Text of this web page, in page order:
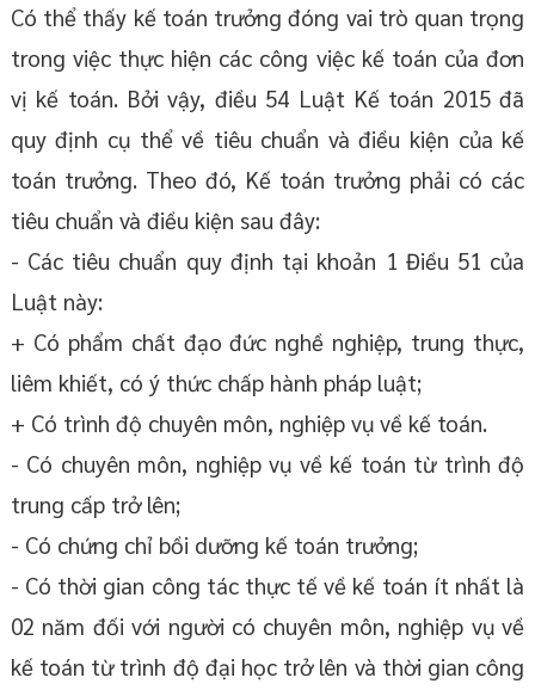
Có thể thấy kế toán trưởng đóng vai trò quan trọng
trong việc thực hiện các công việc kế toán của đơn
vị kế toán. Bởi vậy, điều 54 Luật Kế toán 2015 đã
quy định cụ thể về tiêu chuẩn và điều kiện của kế
toán trưởng. Theo đó, Kế toán trưởng phải có các
tiêu chuẩn và điều kiện sau đây:
- Các tiêu chuẩn quy định tại khoản 1 Điều 51 của
Luật này:
+ Có phẩm chất đạo đức nghề nghiệp, trung thực,
liêm khiết, có ý thức chấp hành pháp luật;
+ Có trình độ chuyên môn, nghiệp vụ về kế toán.
- Có chuyên môn, nghiệp vụ về kế toán từ trình độ
trung cấp trở lên;
- Có chứng chỉ bồi dưỡng kế toán trưởng;
- Có thời gian công tác thực tế về kế toán ít nhất là
02 năm đối với người có chuyên môn, nghiệp vụ về
kế toán từ trình độ đại học trở lên và thời gian công